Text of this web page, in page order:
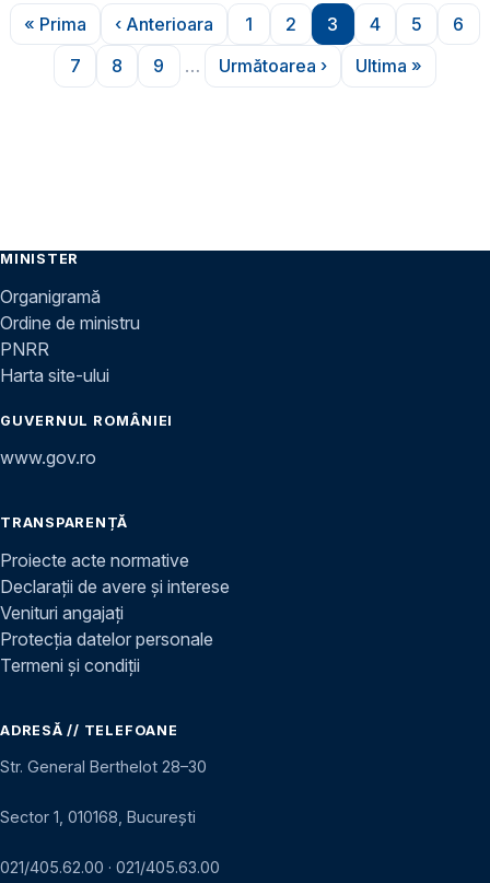
Paginare
Prima pagină
« Prima
Pagina anterioară
‹ Anterioara
Pagina
1
Pagina
2
Pagina
3
Pagina
4
Pagina
5 6
Pagina
7
Pagina
8
Pagina
9 …
Pagina următoare
Următoarea ›
Ultima
Ultima »
MINISTER
Organigramă
Ordine de ministru
PNRR
Harta site-ului
GUVERNUL ROMÂNIEI
www.gov.ro
TRANSPARENȚĂ
Proiecte acte normative
Declarații de avere și interese
Venituri angajați
Protecția datelor personale
Termeni și condiții
ADRESĂ // TELEFOANE
Str. General Berthelot 28–30
Sector 1, 010168, București
021/405.62.00 · 021/405.63.00